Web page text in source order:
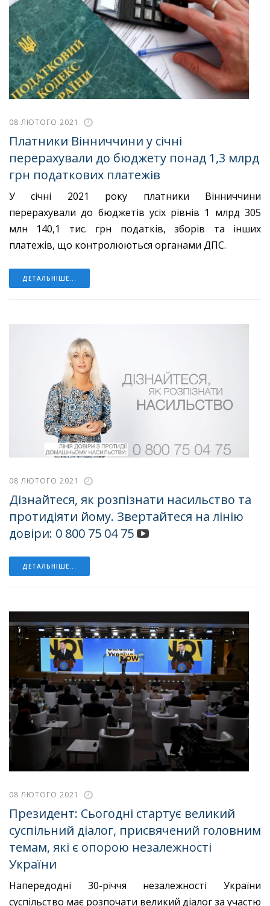
08 ЛЮТОГО 2021
Платники Вінниччини у січні
перерахували до бюджету понад 1,3 млрд
грн податкових платежів
У січні 2021 року платники Вінниччини
перерахували до бюджетів усіх рівнів 1 млрд 305
млн 140,1 тис. грн податків, зборів та інших
платежів, що контролюються органами ДПС.
ДЕТАЛЬНІШЕ...
08 ЛЮТОГО 2021
Дізнайтеся, як розпізнати насильство та
протидіяти йому. Звертайтеся на лінію
довіри: 0 800 75 04 75
ДЕТАЛЬНІШЕ...
08 ЛЮТОГО 2021
Президент: Сьогодні стартує великий
суспільний діалог, присвячений головним
темам, які є опорою незалежності
України
Напередодні 30-річчя незалежності України
суспільство має розпочати великий діалог за участю